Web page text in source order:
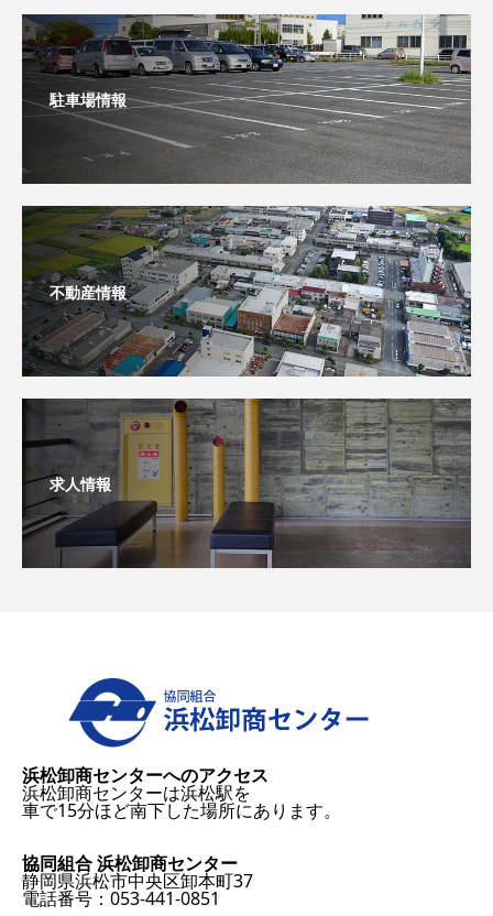
駐車場情報
不動産情報
求人情報
浜松卸商センターへのアクセス
浜松卸商センターは浜松駅を
車で15分ほど南下した場所にあります。
協同組合 浜松卸商センター
静岡県浜松市中央区卸本町37
電話番号：053-441-0851